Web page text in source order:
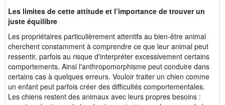
Les limites de cette attitude et l’importance de trouver un
juste équilibre
Les propriétaires particulièrement attentifs au bien-être animal
cherchent constamment à comprendre ce que leur animal peut
ressentir, parfois au risque d'interpréter excessivement certains
comportements. Ainsi l'anthropomorphisme peut conduire dans
certains cas à quelques erreurs. Vouloir traiter un chien comme
un enfant peut parfois créer des difficultés comportementales.
Les chiens restent des animaux avec leurs propres besoins :